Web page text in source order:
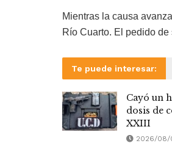
Mientras la causa
Río Cuarto. El pedido
Te puede interesar:
Cayó un
dosis de
XXIII
2026/08/